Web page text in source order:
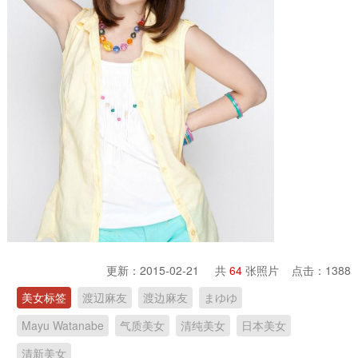
更新：2015-02-21 共64 张照片 点击： 1388
美女标签
渡辺麻友 渡边麻友
まゆゆ
Mayu Watanabe
气质美女 清纯美女
日本美女
清新美女